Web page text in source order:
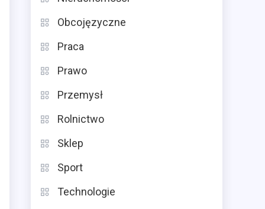
Obcojęzyczne
Praca
Prawo
Przemysł
Rolnictwo
Sklep
Sport
Technologie